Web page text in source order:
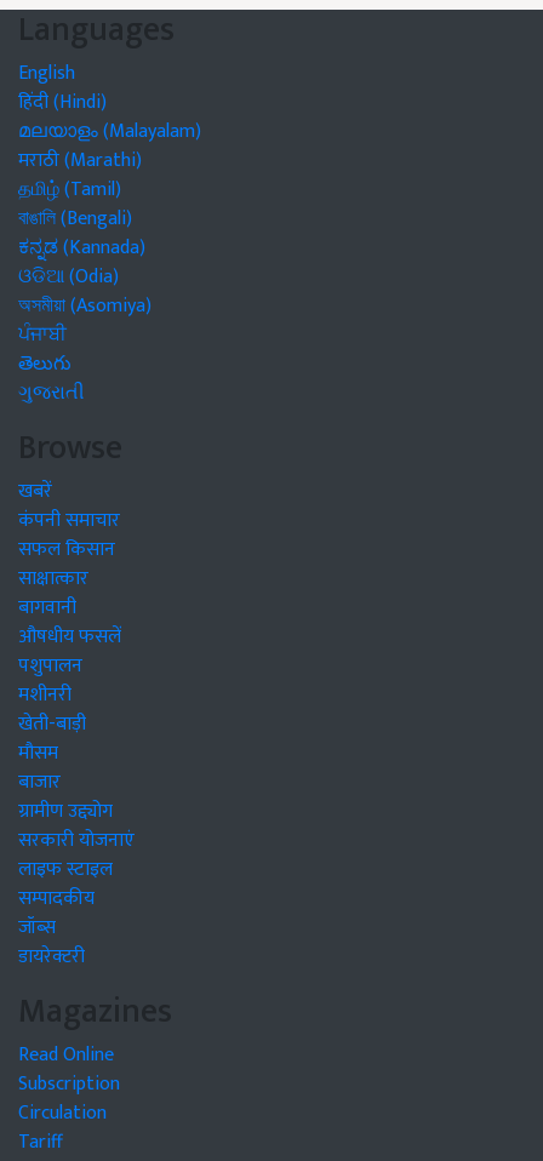
Languages
English
हिंदी (Hindi)
മലയാളം (Malayalam)
मराठी (Marathi)
தமிழ் (Tamil)
বাঙালি (Bengali)
ಕನ್ನಡ (Kannada)
ଓଡିଆ (Odia)
অসমীয়া (Asomiya)
ਪੰਜਾਬੀ
తెలుగు
ગુજરાતી
Browse
खबरें
कंपनी समाचार
सफल किसान
साक्षात्कार
बागवानी
औषधीय फसलें
पशुपालन
मशीनरी
खेती-बाड़ी
मौसम
बाजार
ग्रामीण उद्द्योग
सरकारी योजनाएं
लाइफ स्टाइल
सम्पादकीय
जॉब्स
डायरेक्टरी
Magazines
Read Online
Subscription
Circulation
Tariff